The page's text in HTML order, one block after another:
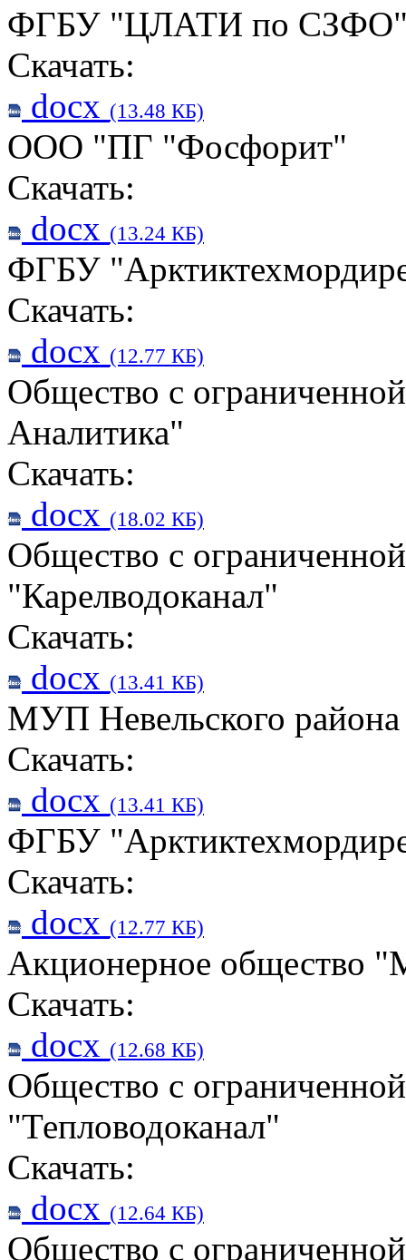
ФГБУ "ЦЛАТИ по
Скачать:
docx (13.48 КБ)
ООО "ПГ "Фосфорит"
Скачать:
docx (13.24 КБ)
ФГБУ
Скачать:
docx (12.77 КБ)
Общество с
Аналитика"
Скачать:
docx (18.02 КБ)
Общество с
"Карелводоканал"
Скачать:
docx (13.41 КБ)
МУП Невельского района
Скачать:
docx (13.41 КБ)
ФГБУ
Скачать:
docx (12.77 КБ)
Акционерное общество
Скачать:
docx (12.68 КБ)
Общество с
"Тепловодоканал"
Скачать:
docx (12.64 КБ)
Общество с